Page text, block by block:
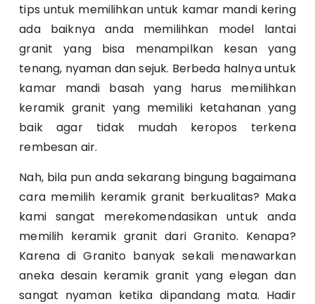
tips untuk memilihkan untuk kamar mandi kering
ada baiknya anda memilihkan model lantai
granit yang bisa menampilkan kesan yang
tenang, nyaman dan sejuk. Berbeda halnya untuk
kamar mandi basah yang harus memilihkan
keramik granit yang memiliki ketahanan yang
baik agar tidak mudah keropos terkena
rembesan air.
Nah, bila pun anda sekarang bingung bagaimana
cara memilih keramik granit berkualitas? Maka
kami sangat merekomendasikan untuk anda
memilih keramik granit dari Granito. Kenapa?
Karena di Granito banyak sekali menawarkan
aneka desain keramik granit yang elegan dan
sangat nyaman ketika dipandang mata. Hadir